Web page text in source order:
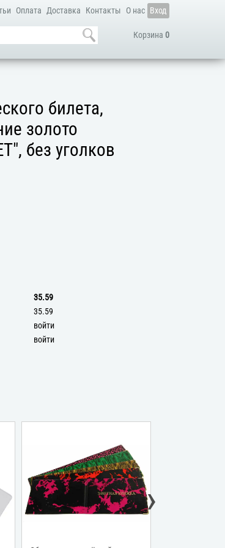
Оплата Доставка Контакты О нас Вход
Корзина 0
билета,
золото
без уголков
35.59
35.59
войти
войти
›